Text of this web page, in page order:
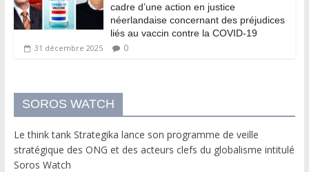
cadre d’une action en justice
néerlandaise concernant des préjudices
liés au vaccin contre la COVID-19
31 décembre 2025 0
SOROS WATCH
Le think tank Strategika lance son programme de veille
stratégique des ONG et des acteurs clefs du globalisme intitulé
Soros Watch